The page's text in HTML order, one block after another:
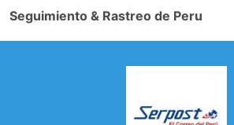
Seguimiento & Rastreo de Peru